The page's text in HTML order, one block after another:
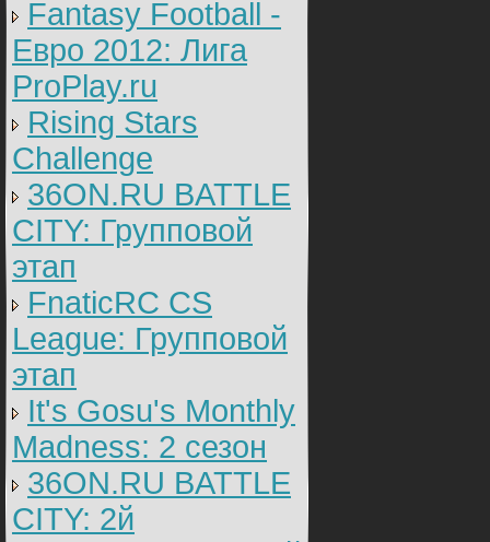
Fantasy Football -
Евро 2012: Лига
ProPlay.ru
Rising Stars
Challenge
36ON.RU BATTLE
CITY: Групповой
этап
FnaticRC CS
League: Групповой
этап
It's Gosu's Monthly
Madness: 2 сезон
36ON.RU BATTLE
CITY: 2й